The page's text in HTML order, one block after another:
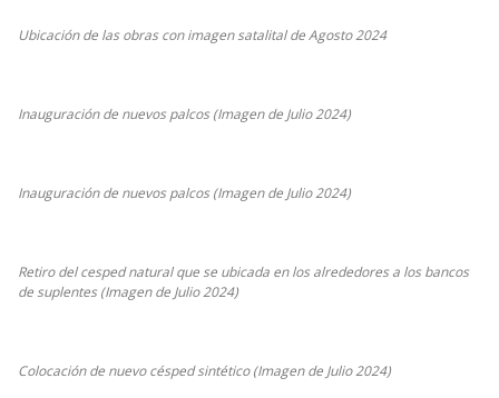
Ubicación de las obras con imagen satalital de Agosto 2024
Inauguración de nuevos palcos (Imagen de Julio 2024)
Inauguración de nuevos palcos (Imagen de Julio 2024)
Retiro del cesped natural que se ubicada en los alrededores a los bancos
de suplentes (Imagen de Julio 2024)
Colocación de nuevo césped sintético (Imagen de Julio 2024)